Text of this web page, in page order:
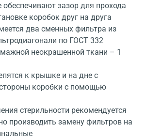
зазор для прохода
коробок друг на друга
два сменных фильтра из
по ГОСТ 332
неокрашенной ткани – 1
к крышке и на дне с
коробки с помощью
стерильности рекомендуется
производить замену фильтров на